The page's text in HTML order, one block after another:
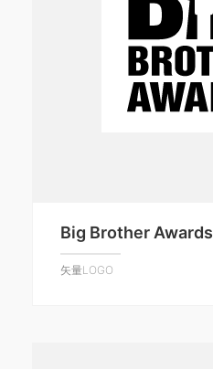
Big Brother Awards
矢量LOGO